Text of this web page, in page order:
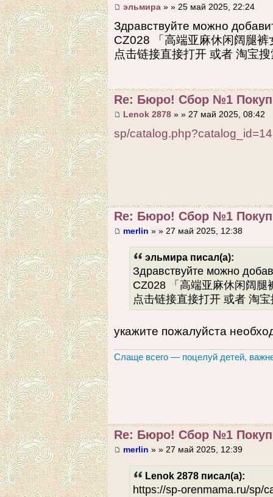
эльмира » » 25 май 2025, 22:24
Здравствуйте можно
CZ028 「高端亚麻休闲阔腿
点击链接直接打开 或者 淘宝
Re: Бюро! Сбор №1
Lenok 2878 » » 27 май 2025, 08:42
sp/
Re: Бюро! Сбор №1
merlin » » 27 май 2025, 12:38
эльмира писал(а):
Здравствуйте можно
CZ028 「高端亚麻休闲阔
点击链接直接打开 或者 淘
укажите пожалуйста
Слаще всего — поцелуй детей,
Re: Бюро! Сбор №1
merlin » » 27 май 2025, 12:39
Lenok 2878 писал(а):
https://sp-orenmama.ru/sp/